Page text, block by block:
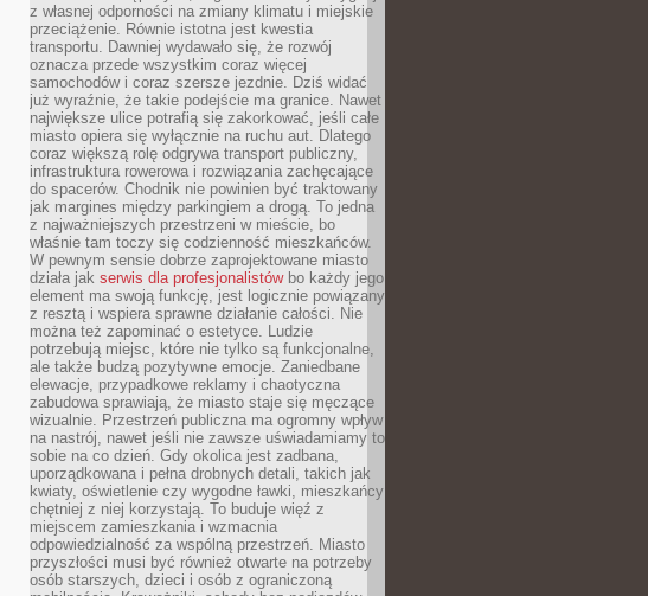
z własnej odporności na zmiany klimatu i miejskie
przeciążenie. Równie istotna jest kwestia
transportu. Dawniej wydawało się, że rozwój
oznacza przede wszystkim coraz więcej
samochodów i coraz szersze jezdnie. Dziś widać
już wyraźnie, że takie podejście ma granice. Nawet
największe ulice potrafią się zakorkować, jeśli całe
miasto opiera się wyłącznie na ruchu aut. Dlatego
coraz większą rolę odgrywa transport publiczny,
infrastruktura rowerowa i rozwiązania zachęcające
do spacerów. Chodnik nie powinien być traktowany
jak margines między parkingiem a drogą. To jedna
z najważniejszych przestrzeni w mieście, bo
właśnie tam toczy się codzienność mieszkańców.
W pewnym sensie dobrze zaprojektowane miasto
działa jak serwis dla profesjonalistówbo każdy jego
element ma swoją funkcję, jest logicznie powiązany
z resztą i wspiera sprawne działanie całości. Nie
można też zapominać o estetyce. Ludzie
potrzebują miejsc, które nie tylko są funkcjonalne,
ale także budzą pozytywne emocje. Zaniedbane
elewacje, przypadkowe reklamy i chaotyczna
zabudowa sprawiają, że miasto staje się męczące
wizualnie. Przestrzeń publiczna ma ogromny wpływ
na nastrój, nawet jeśli nie zawsze uświadamiamy to
sobie na co dzień. Gdy okolica jest zadbana,
uporządkowana i pełna drobnych detali, takich jak
kwiaty, oświetlenie czy wygodne ławki, mieszkańcy
chętniej z niej korzystają. To buduje więź z
miejscem zamieszkania i wzmacnia
odpowiedzialność za wspólną przestrzeń. Miasto
przyszłości musi być również otwarte na potrzeby
osób starszych, dzieci i osób z ograniczoną